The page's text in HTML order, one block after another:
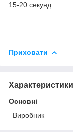
15-20 секунд
Приховати
Характеристики
Основні
Виробник